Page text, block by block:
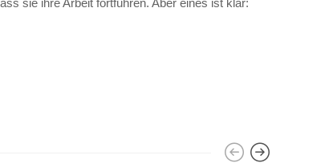
sie ihre Arbeit fortführen. Aber eines ist klar: